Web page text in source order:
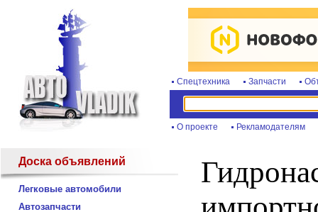
Спецтехника Запчасти
О проекте Рекламодателям
Доска объявлений
Легковые автомобили
Автозапчасти